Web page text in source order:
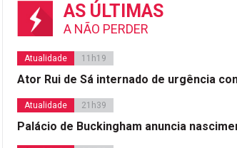
AS ÚLTIMAS
A NÃO PERDER
Atualidade 11h19
Ator Rui de Sá internado de urgência
Atualidade 21h39
Palácio de Buckingham anuncia